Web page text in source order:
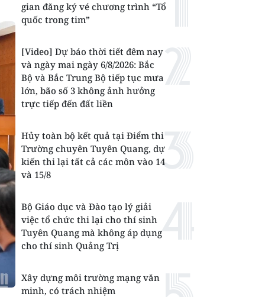
gian đăng ký vé chương trình “Tổ
quốc trong tim”
[Video] Dự báo thời tiết đêm nay
và ngày mai ngày 6/8/2026: Bắc
Bộ và Bắc Trung Bộ tiếp tục mưa
lớn, bão số 3 không ảnh hưởng
trực tiếp đến đất liền
Hủy toàn bộ kết quả tại Điểm thi
Trường chuyên Tuyên Quang, dự
kiến thi lại tất cả các môn vào 14
và 15/8
Bộ Giáo dục và Đào tạo lý giải
việc tổ chức thi lại cho thí sinh
Tuyên Quang mà không áp dụng
cho thí sinh Quảng Trị
Xây dựng môi trường mạng văn
minh, có trách nhiệm